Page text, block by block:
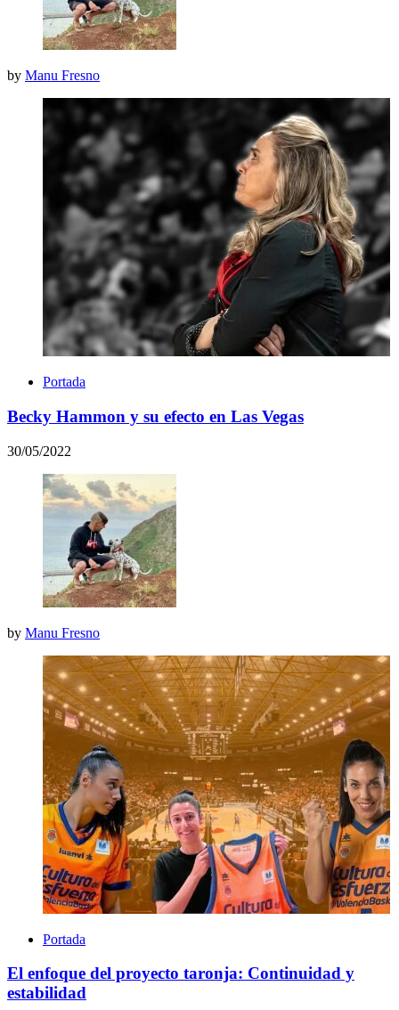
by Manu Fresno
Portada
Becky Hammon y su efecto en Las Vegas
30/05/2022
by Manu Fresno
Portada
El enfoque del proyecto taronja: Continuidad y
estabilidad